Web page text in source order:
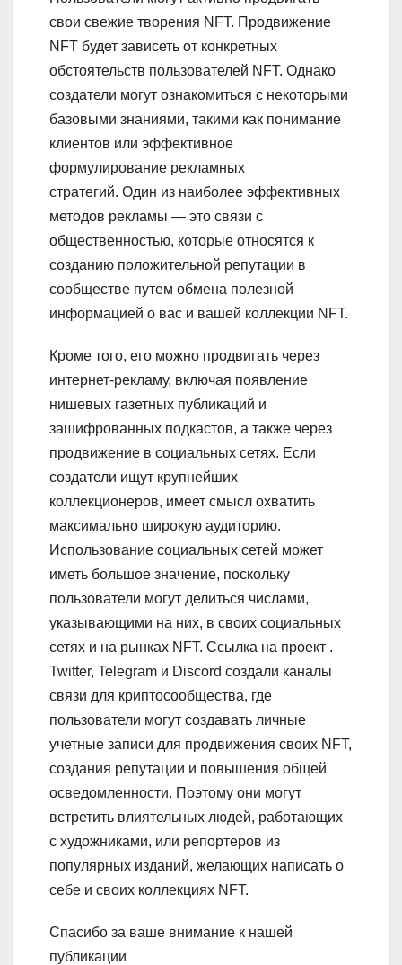
свои свежие творения NFT. Продвижение
NFT будет зависеть от конкретных
обстоятельств пользователей NFT. Однако
создатели могут ознакомиться с некоторыми
базовыми знаниями, такими как понимание
клиентов или эффективное
формулирование рекламных
стратегий. Один из наиболее эффективных
методов рекламы — это связи с
общественностью, которые относятся к
созданию положительной репутации в
сообществе путем обмена полезной
информацией о вас и вашей коллекции NFT.
Кроме того, его можно продвигать через
интернет-рекламу, включая появление
нишевых газетных публикаций и
зашифрованных подкастов, а также через
продвижение в социальных сетях. Если
создатели ищут крупнейших
коллекционеров, имеет смысл охватить
максимально широкую аудиторию.
Использование социальных сетей может
иметь большое значение, поскольку
пользователи могут делиться числами,
указывающими на них, в своих социальных
сетях и на рынках NFT. Ссылка на проект .
Twitter, Telegram и Discord создали каналы
связи для криптосообщества, где
пользователи могут создавать личные
учетные записи для продвижения своих NFT,
создания репутации и повышения общей
осведомленности. Поэтому они могут
встретить влиятельных людей, работающих
с художниками, или репортеров из
популярных изданий, желающих написать о
себе и своих коллекциях NFT.
Спасибо за ваше внимание к нашей
публикации